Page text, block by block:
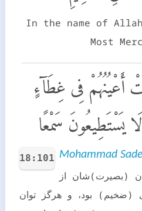
In the name of
Most
أَعْيُنُهُمْ فِى غِطَآءٍ
يَسْتَطِيعُونَ سَمْعًا
18:101 Mohammad
(بصیرت)شان از
(ضخیم) بود، و هرگز توان